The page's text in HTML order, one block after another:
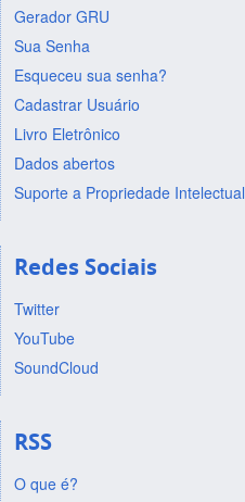
Gerador GRU
Sua Senha
Esqueceu sua senha?
Cadastrar Usuário
Livro Eletrônico
Dados abertos
Suporte a Propriedade Intelectual
Redes Sociais
Twitter
YouTube
SoundCloud
RSS
O que é?